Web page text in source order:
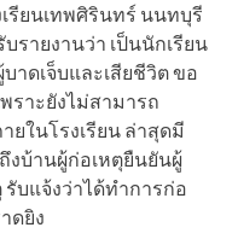
รียนเทพศิรินทร์ นนทบุรี
รายงานว่า เป็นนักเรียน
ดเจ็บและเสียชีวิต ขอ
ราะยังไม่สามารถ
ยในโรงเรียน ล่าสุดมี
งบ้านผู้ก่อเหตุยืนยันผู้
บแจ้งว่าได้ทำการก่อ
ดยิง